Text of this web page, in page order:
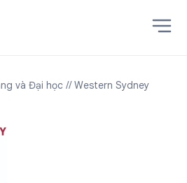
và Đại học // Western Sydney